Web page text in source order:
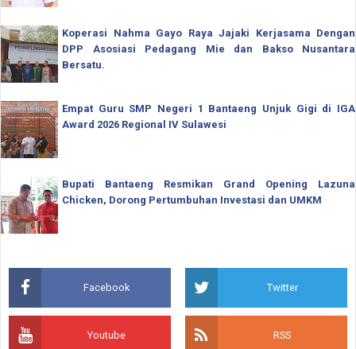
Koperasi Nahma Gayo Raya Jajaki Kerjasama Dengan
DPP Asosiasi Pedagang Mie dan Bakso Nusantara
Bersatu.
Empat Guru SMP Negeri 1 Bantaeng Unjuk Gigi di IGA
Award 2026 Regional IV Sulawesi
Bupati Bantaeng Resmikan Grand Opening Lazuna
Chicken, Dorong Pertumbuhan Investasi dan UMKM
Facebook Twitter
Youtube RSS